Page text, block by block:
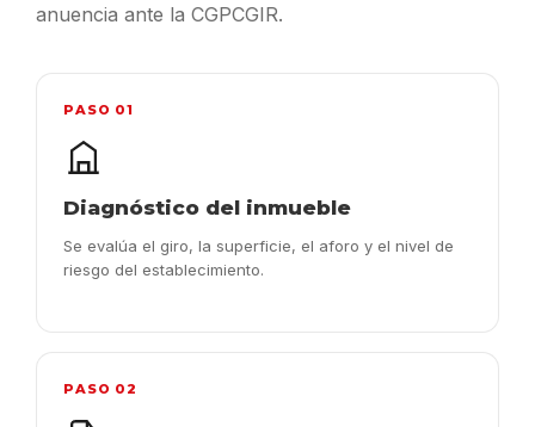
anuencia ante la CGPCGIR.
PASO 01
Diagnóstico del inmueble
Se evalúa el giro, la superficie, el aforo y el nivel de
riesgo del establecimiento.
PASO 02